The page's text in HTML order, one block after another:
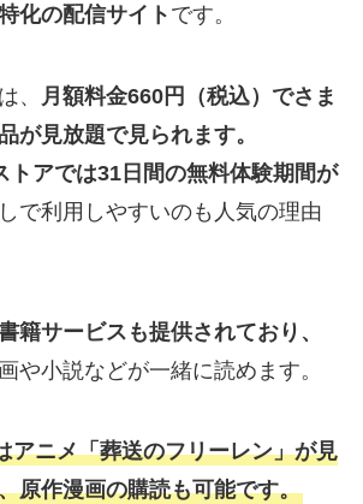
化の配信サイト です。
、
月額料金660円（税込）でさま
が見放題で見られます。
トアでは31日間の無料体験期間が
で利用しやすいのも人気の理由
籍サービスも提供されており、
や小説などが一緒に読めます。
アニメ「葬送のフリーレン」が見
原作漫画の購読も可能です。